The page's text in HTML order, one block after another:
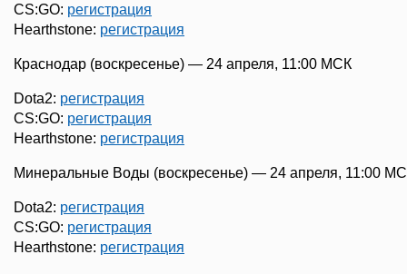
CS:GO: регистрация
Hearthstone: регистрация
Краснодар (воскресенье) — 24 апреля, 11:00 МСК
Dota2: регистрация
CS:GO: регистрация
Hearthstone: регистрация
Минеральные Воды (воскресенье) — 24 апреля, 11:00
Dota2: регистрация
CS:GO: регистрация
Hearthstone: регистрация